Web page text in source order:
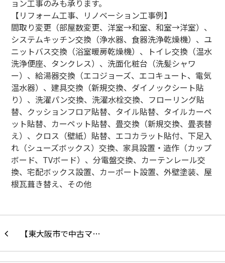
ョン工事のみも承ります。
【リフォーム工事、リノベーション工事例】
間取り変更（部屋数変更、洋室→和室、和室→洋室）、
システムキッチン交換（浄水器、食器洗浄乾燥機）、ユ
ニットバス交換（浴室暖房乾燥機）、トイレ交換（温水
洗浄便座、タンクレス）、洗面化粧台（洗髪シャワ
ー）、給湯器交換（エコジョーズ、エコキュート、電気
温水器）、建具交換（新規交換、ダイノックシート貼
り）、洗濯パン交換、洗濯水栓交換、フローリング貼
替、クッションフロア貼替、タイル貼替、タイルカーペ
ット貼替、カーペット貼替、畳交換（新規交換、畳表替
え）、クロス（壁紙）貼替、エコカラット貼付、下足入
れ（シューズボックス）交換、家具設置・造作（カップ
ボード、 TVボード）、分電盤交換、カーテンレール交
換、宅配ボックス設置、カーポート設置、外壁塗装、屋
根瓦葺き替え、その他
【東大阪市で中古マ…